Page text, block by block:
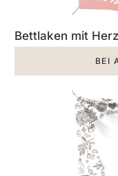
Bettlaken mit
BEI